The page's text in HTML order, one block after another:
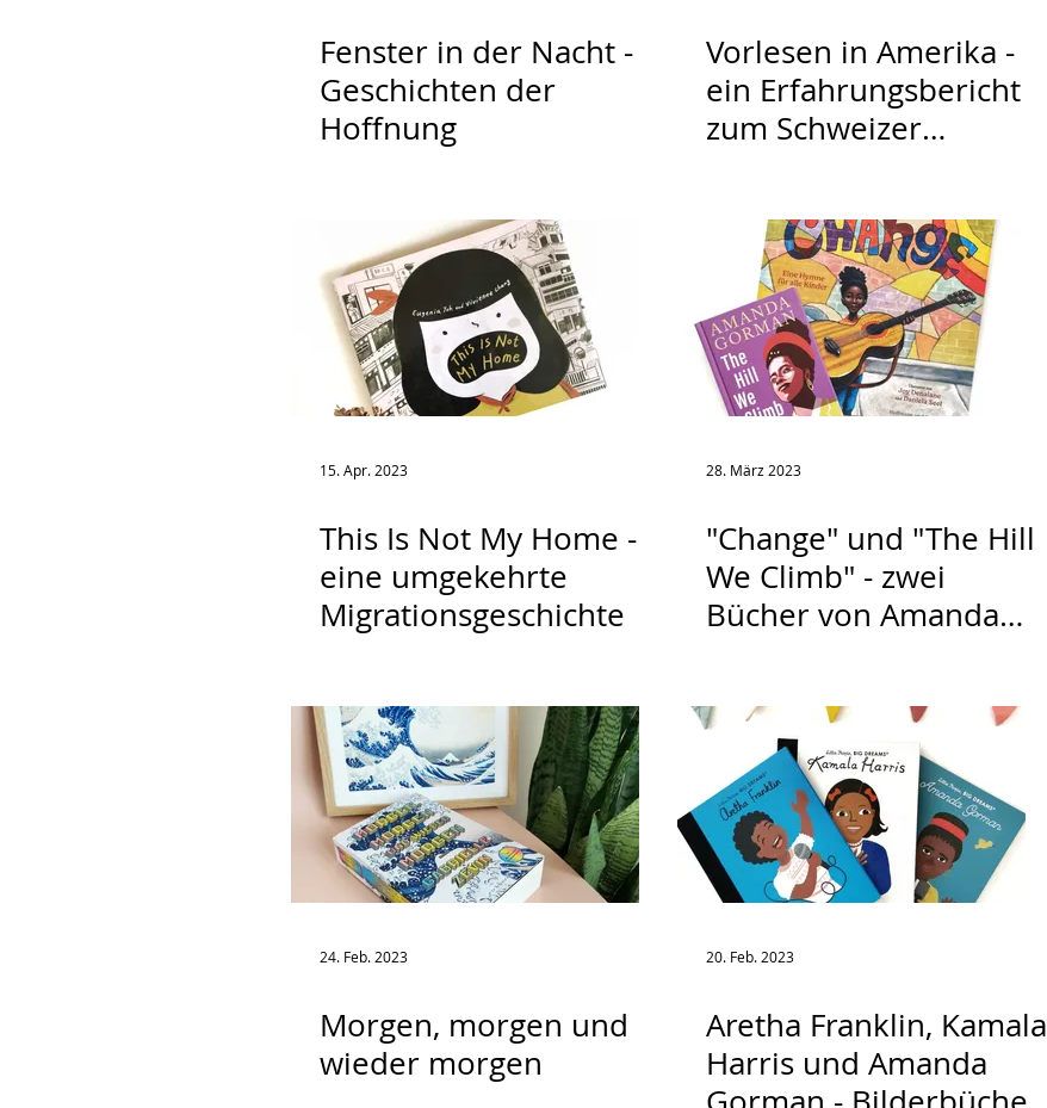
Fenster in der Nacht -
Geschichten der
Hoffnung
Vorlesen in Amerika -
ein Erfahrungsbericht
zum Schweizer
15. Apr. 2023
This Is Not My Home -
eine umgekehrte
Migrationsgeschichte
28. März 2023
"Change" und "The Hill
We Climb" - zwei
Bücher von Amanda
24. Feb. 2023
Morgen, morgen und
wieder morgen
20. Feb. 2023
Aretha Franklin, Kamala
Harris und Amanda